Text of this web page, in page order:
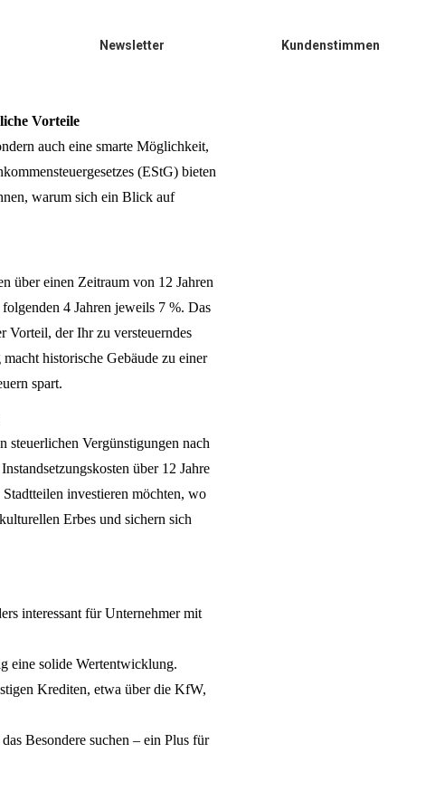
Newsletter Kundenstimmen
Vorteile
auch eine smarte Möglichkeit,
(EStG) bieten
warum sich ein Blick auf
über einen Zeitraum von 12 Jahren
4 Jahren jeweils 7 %. Das
Vorteil, der Ihr zu versteuerndes
historische Gebäude zu einer
spart.
steuerlichen Vergünstigungen nach
über 12 Jahre
investieren möchten, wo
Erbes und sichern sich
interessant für Unternehmer mit
eine solide Wertentwicklung.
Krediten, etwa über die KfW,
Besondere suchen – ein Plus für